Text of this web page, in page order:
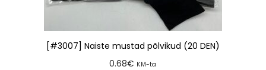
[#3007] Naiste mustad põlvikud (20 DEN)
0.68€ KM-ta